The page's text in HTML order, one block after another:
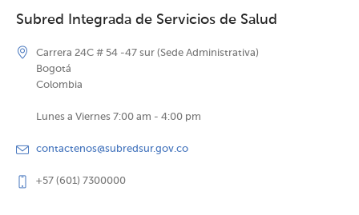
Subred Integrada de Servicios de Salud
Carrera 24C # 54 -47 sur (Sede Administrativa)
Bogotá
Colombia
Lunes a Viernes 7:00 am - 4:00 pm
contactenos@subredsur.gov.co
+57 (601) 7300000